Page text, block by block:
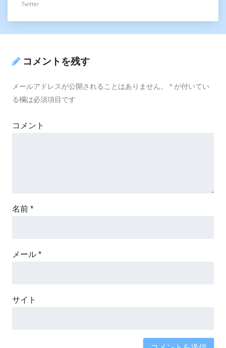
Twitter
コメントを残す
メールアドレスが公開されることはありません。 * が付いてい
る欄は必須項目です
コメント
名前 *
メール *
サイト